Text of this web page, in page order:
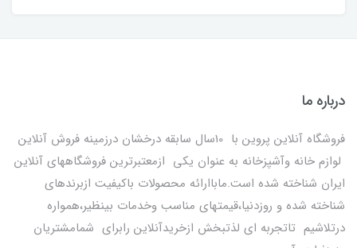
درباره ما
فروشگاه آنلاین پروین با 10سال سابقه درخشان درزمینه فروش آنلاین
لوازم خانه وآشپزخانه به عنوان یکی ازمعتبرترین فروشگاههای آنلاین
ایران شناخته شده است.ماباارائه محصولات باکیفیت ازبرندهای
شناخته شده و روزدنیا،قیمتهای مناسب وخدمات بینظیر،همواره
درتلاشیم تاتجربه ای لذتبخش ازخریدآنلاین رابرای شمامشتریان